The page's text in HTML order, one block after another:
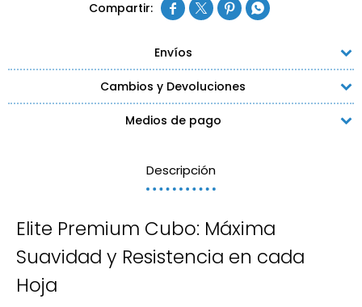
   
Envíos
Cambios y Devoluciones
Medios de pago
Descripción
Elite Premium Cubo: Máxima
Suavidad y Resistencia en cada
Hoja